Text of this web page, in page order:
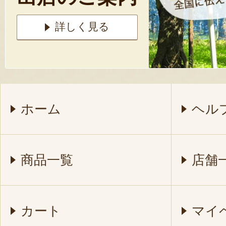
詳しく見る
ホーム ヘル
商品一覧 店舗
カート マイ